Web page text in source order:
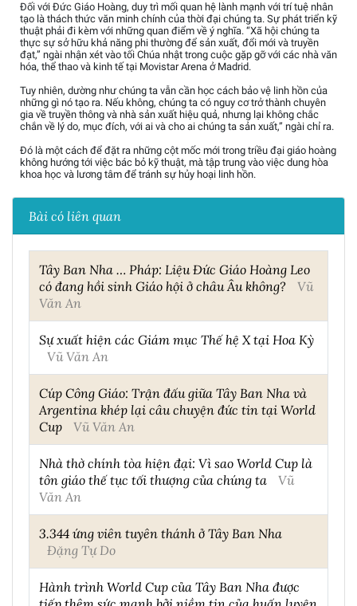
Đối với Đức Giáo Hoàng, duy trì mối quan hệ lành mạnh với trí tuệ nhân
tạo là thách thức văn minh chính của thời đại chúng ta. Sự phát triển kỹ
thuật phải đi kèm với những quan điểm về ý nghĩa. “Xã hội chúng ta
thực sự sở hữu khả năng phi thường để sản xuất, đổi mới và truyền
đạt,” ngài nhận xét vào tối Chúa nhật trong cuộc gặp gỡ với các nhà văn
hóa, thể thao và kinh tế tại Movistar Arena ở Madrid.
Tuy nhiên, dường như chúng ta vẫn cần học cách bảo vệ linh hồn của
những gì nó tạo ra. Nếu không, chúng ta có nguy cơ trở thành chuyên
gia về truyền thông và nhà sản xuất hiệu quả, nhưng lại không chắc
chắn về lý do, mục đích, với ai và cho ai chúng ta sản xuất,” ngài chỉ ra.
Đó là một cách để đặt ra những cột mốc mới trong triều đại giáo hoàng
không hướng tới việc bác bỏ kỹ thuật, mà tập trung vào việc dung hòa
khoa học và lương tâm để tránh sự hủy hoại linh hồn.
Bài có liên quan
Tây Ban Nha … Pháp: Liệu Đức Giáo Hoàng Leo
có đang hồi sinh Giáo hội ở châu Âu không?
Vũ
Văn An
Sự xuất hiện các Giám mục Thế hệ X tại Hoa Kỳ
Vũ Văn An
Cúp Công Giáo: Trận đấu giữa Tây Ban Nha và
Argentina khép lại câu chuyện đức tin tại World
Cup
Vũ Văn An
Nhà thờ chính tòa hiện đại: Vì sao World Cup là
tôn giáo thế tục tối thượng của chúng ta
Vũ
Văn An
3.344 ứng viên tuyên thánh ở Tây Ban Nha
Đặng Tự Do
Hành trình World Cup của Tây Ban Nha được